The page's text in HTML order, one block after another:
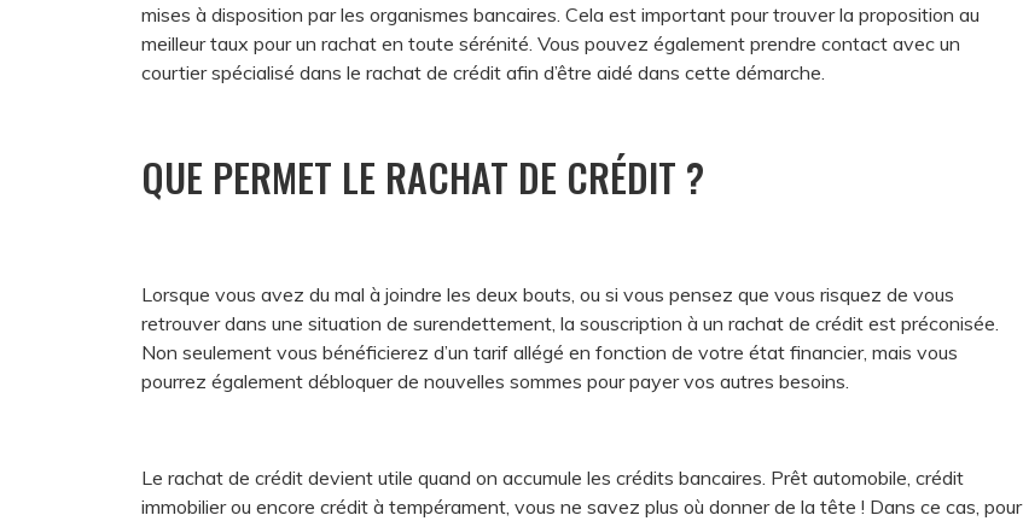
mises à disposition par les organismes bancaires. Cela est important pour trouver la proposition au
meilleur taux pour un rachat en toute sérénité. Vous pouvez également prendre contact avec un
courtier spécialisé dans le rachat de crédit afin d’être aidé dans cette démarche.
QUE PERMET LE RACHAT DE CRÉDIT ?
Lorsque vous avez du mal à joindre les deux bouts, ou si vous pensez que vous risquez de vous
retrouver dans une situation de surendettement, la souscription à un rachat de crédit est préconisée.
Non seulement vous bénéficierez d’un tarif allégé en fonction de votre état financier, mais vous
pourrez également débloquer de nouvelles sommes pour payer vos autres besoins.
Le rachat de crédit devient utile quand on accumule les crédits bancaires. Prêt automobile, crédit
immobilier ou encore crédit à tempérament, vous ne savez plus où donner de la tête ! Dans ce cas, pour